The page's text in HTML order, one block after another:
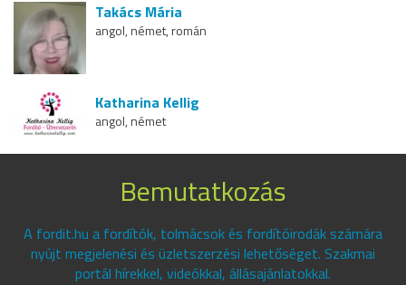
Takács Mária
angol, német, román
Katharina Kellig
angol, német
Bemutatkozás
A fordit.hu a fordítók, tolmácsok és fordítóirodák számára
nyújt megjelenési és üzletszerzési lehetőséget. Szakmai
portál hírekkel, videókkal, állásajánlatokkal.